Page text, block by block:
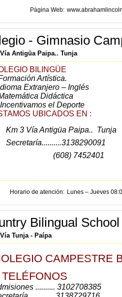
Página Web
- Gimnasio
Antigüa Paipa.. Tunja
BILINGÜE
Artística.
Extranjero – Inglés
Didáctica
Incentivamos el Deporte
UBICADOS EN :
Km 3 Vía Antigüa Paipa.. Tunja
Secretaría..........3138290091
(608) 7452401
Horario de atención Lunes – Jueves
Bilingual School
Tunja - Paípa
CAMPESTRE
TELÉFONOS
.......... 3102708385